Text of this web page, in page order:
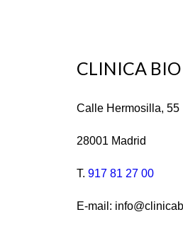
CLINICA BIO
Calle Hermosilla, 55
28001 Madrid
T. 917 81 27 00
E-mail: